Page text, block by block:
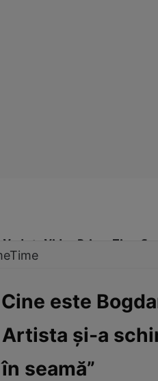
Vedete Video Prime Time
Survivor România Chefi
Cine este
Artista și-a
seamă”